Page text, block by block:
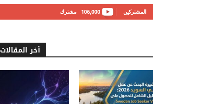
106,000 مشترك المشتركين
آخر المقالات